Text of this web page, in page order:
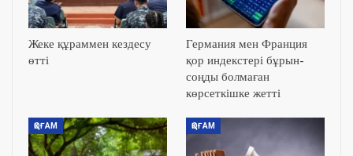
Жеке құраммен кездесу
өтті
Германия мен Франция
қор индекстері бұрын-
соңды болмаған
көрсеткішке жетті
ҚОҒАМ ҚОҒАМ